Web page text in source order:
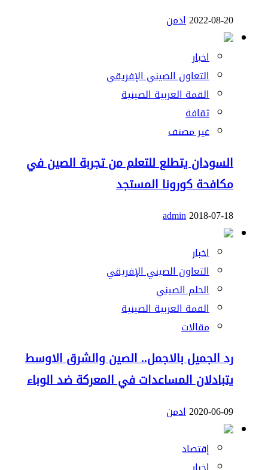
2022-08-20ادمن
اخبار
التعاون الصيني الإفريقي
القمة العربية الصينية
ثقافة
غير مصنف
السودان يتطلع للتعلم من تجربة الصين في
مكافحة كورونا المستجد
2018-07-18
admin
اخبار
التعاون الصيني الإفريقي
الحلم الصيني
القمة العربية الصينية
مقالات
رد الجميل بالاجمل.. الصين والشرق الاوسط
يتبادلان المساعدات في المعركة ضد الوباء
2020-06-09ادمن
إقتصاد